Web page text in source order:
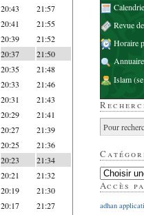
20:43 21:57
20:41 21:55
20:39 21:52
20:37 21:50
20:35 21:48
20:33 21:46
20:31 21:43
20:29 21:41
20:27 21:39
20:25 21:36
20:23 21:34
20:21 21:32
20:19 21:30
20:17 21:27
Revue
Horaire
Islam
Accès
adhan